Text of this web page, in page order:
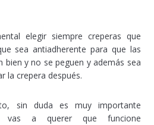
elegir siempre creperas que
sea antiadherente para que las
bien y no se peguen y además sea
la crepera después.
sin duda es muy importante
vas a querer que funcione